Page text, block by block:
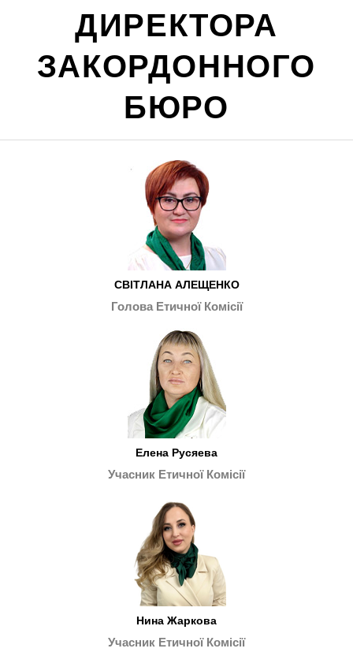
ДИРЕКТОРА
ЗАКОРДОННОГО
БЮРО
СВІТЛАНА АЛЕЩЕНКО
Голова Етичної Комісії
Елена Русяева
Учасник Етичної Комісії
Нина Жаркова
Учасник Етичної Комісії